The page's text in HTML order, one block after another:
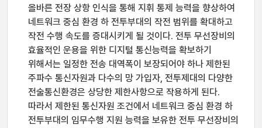
올바른 전장 상항 인식을 통해 지휘 통제 능력을 향상하여
네트워크 중심 환경 하 전투부대의 작전 범위를 확대하고
작전 수행 속도를 증대시키게 될 것이다. 전투 무선장비의
효율적인 운용을 위한 디지털 통신능력을 확보하기
위해서는 일정한 전송 대역폭이 보장되어야 하나 제한된
주파수 통신자원과 다수의 망 가입자, 전투제대의 다양한
전술통신환경은 상당한 제한사항으로 작용하게 된다.
따라서 제한된 통신자원 조건에서 네트워크 중심 환경 하
전투부대의 임무수행 지원 능력을 보유한 전투 무선장비의